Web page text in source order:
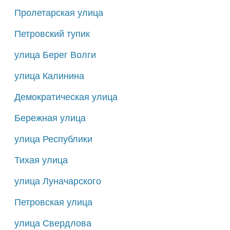
Пролетарская улица
Петровский тупик
улица Берег Волги
улица Калинина
Демократическая улица
Бережная улица
улица Республики
Тихая улица
улица Луначарского
Петровская улица
улица Свердлова